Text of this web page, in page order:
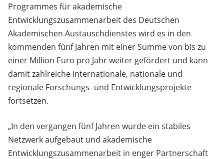
Programmes für akademische
Entwicklungszusammenarbeit des Deutschen
Akademischen Austauschdienstes wird es in den
kommenden fünf Jahren mit einer Summe von bis zu
einer Million Euro pro Jahr weiter gefördert und kann
damit zahlreiche internationale, nationale und
regionale Forschungs- und Entwicklungsprojekte
fortsetzen.
„In den vergangen fünf Jahren wurde ein stabiles
Netzwerk aufgebaut und akademische
Entwicklungszusammenarbeit in enger Partnerschaft